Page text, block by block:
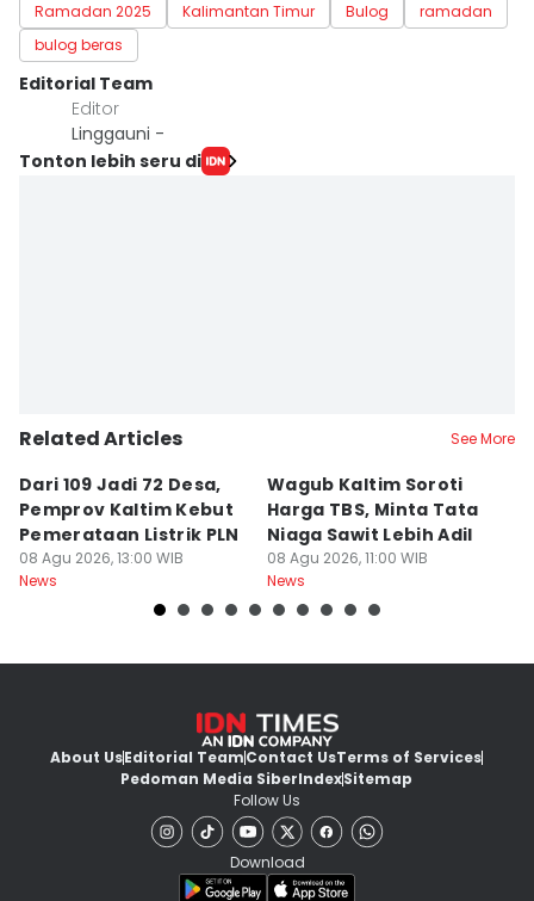
Ramadan 2025 Kalimantan Timur Bulog
ramadan
bulog beras
Editorial Team
Editor
Linggauni -
Tonton lebih seru di
Related Articles See More
Dari 109 Jadi 72 Desa,
Pemprov Kaltim Kebut
Pemerataan Listrik PLN
08 Agu 2026, 13:00 WIB
News
Wagub Kaltim Soroti
Harga TBS, Minta Tata
Niaga Sawit Lebih Adil
08 Agu 2026, 11:00 WIB
News
About UsEditorial TeamContact UsTerms of Services
Pedoman Media SiberIndexSitemap
Follow Us
Download